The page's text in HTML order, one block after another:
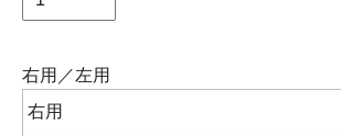
右用／左用